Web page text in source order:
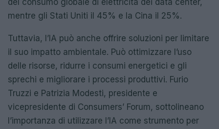
del consumo globale di elettricità dei data center,
mentre gli Stati Uniti il 45% e la Cina il 25%.
Tuttavia, l’IA può anche offrire soluzioni per limitare
il suo impatto ambientale. Può ottimizzare l’uso
delle risorse, ridurre i consumi energetici e gli
sprechi e migliorare i processi produttivi. Furio
Truzzi e Patrizia Modesti, presidente e
vicepresidente di Consumers’ Forum, sottolineano
l’importanza di utilizzare l’IA come strumento per